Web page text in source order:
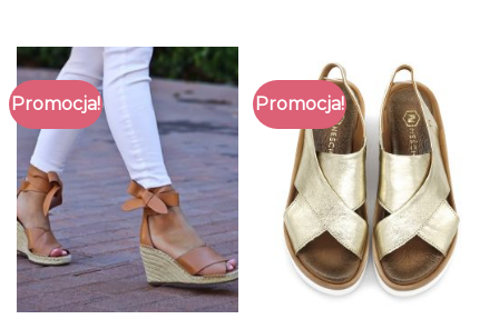
Promocja! Promocja!